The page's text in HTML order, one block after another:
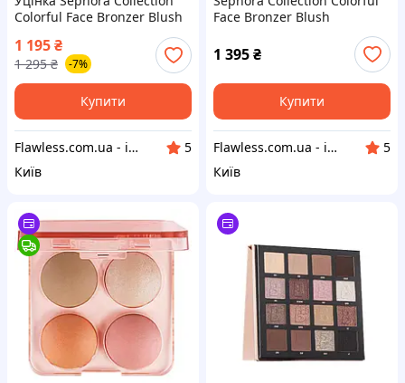
Colorful Face Bronzer Blush
Палетка для обличчя
(хайлайтер бронзер
рум'яна)
1 195₴
1 295 ₴ -7%
Купити
Flawless.com.ua - інтернет-магазин професійної косметики
5
Київ
Face Bronzer Blush
Палетка для обличчя
(хайлайтер бронзер
рум'яна)
1 395₴
Купити
Flawless.com.ua - інтернет-магазин професійної косметики
5
Київ